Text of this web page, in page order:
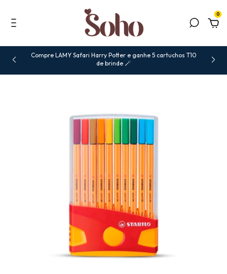
0
Compre LAMY Safari Harry Potter e ganhe 5 cartuchos T10
de brinde 🪄